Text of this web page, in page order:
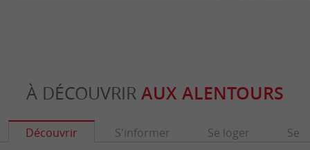
À DÉCOUVRIR AUX ALENTOURS
Découvrir S'informer Se loger Se